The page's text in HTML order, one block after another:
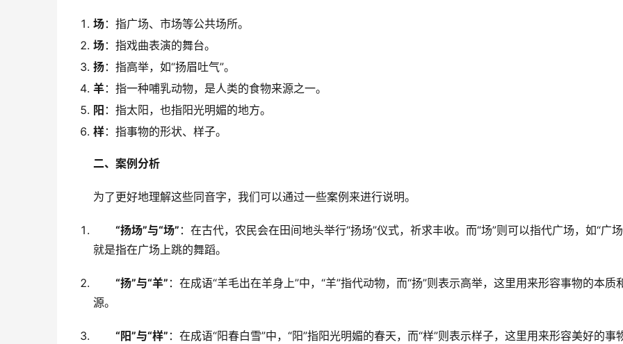
场：指广场、市场等公共场所。
场：指戏曲表演的舞台。
扬：指高举，如“扬眉吐气”。
羊：指一种哺乳动物，是人类的食物来源之一。
阳 ：指太阳，也指阳光明媚的地方。
样：指事物的形状、样子。
二、案例分析
为了更好地理解这些同音字，我们可以通过一些案例来进行说明。
“扬场”与“场” ：在古代，农民会在田间地头举行“扬场”仪式，祈求丰收。而“场”则可以指代广场，如“广
就是指在广场上跳的舞蹈。
“扬”与“羊” ：在成语“羊毛出在羊身上”中，“羊”指代动物，而“扬”则表示高举，这里用来形容事物的本质
源。
“阳”与“样” ：在成语“阳春白雪”中，“阳”指阳光明媚的春天，而“样”则表示样子，这里用来形容美好的事